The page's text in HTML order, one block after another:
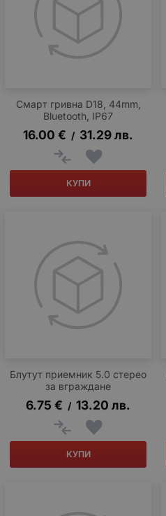
Смарт гривна D18, 44mm,
Bluetooth, IP67
16.00 € / 31.29лв.
КУПИ
Блутут приемник 5.0 стерео
за вграждане
6.75 € / 13.20 лв.
КУПИ